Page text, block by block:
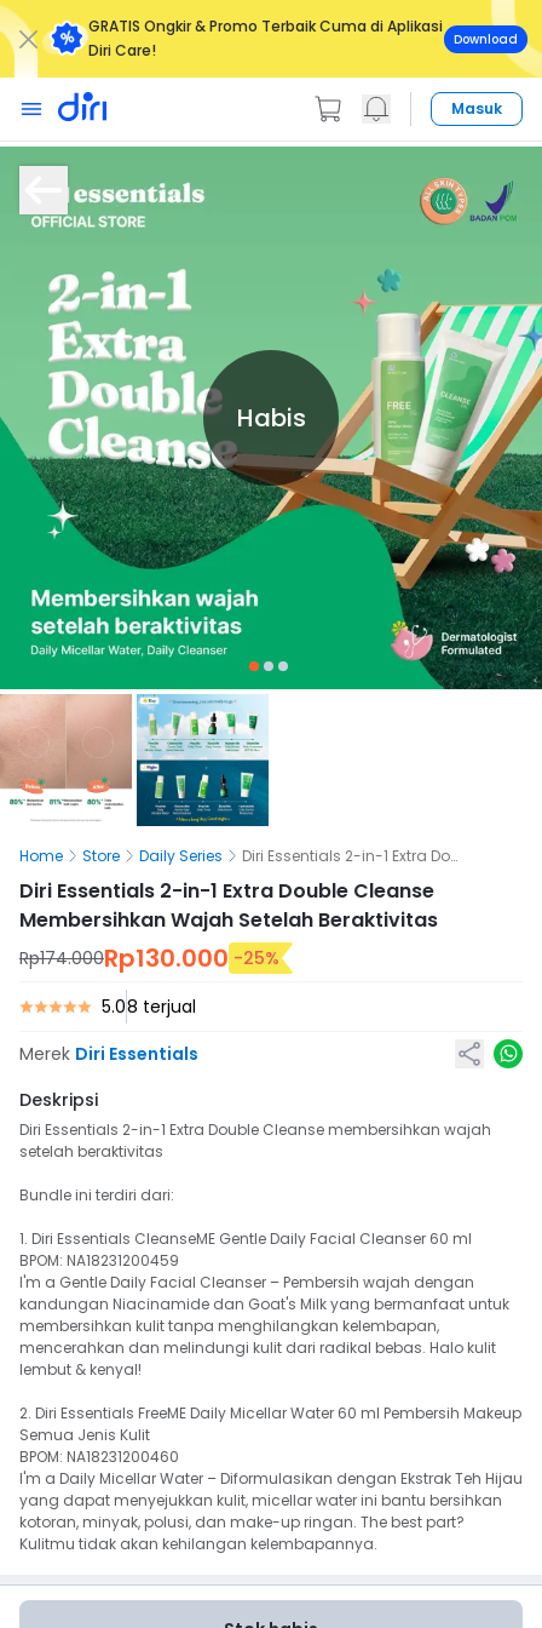
GRATIS Ongkir & Promo Terbaik Cuma di Aplikasi
Diri Care!
Download
Masuk
Habis
Home Store Daily Series Diri Essentials 2-in-1 Extra Double Cleanse Membersihkan Wajah Setelah Beraktivitas
Diri Essentials 2-in-1 Extra Double Cleanse
Membersihkan Wajah Setelah Beraktivitas
Rp174.000Rp130.000 -25%
5.08 terjual
Merek Diri Essentials
Deskripsi
Diri Essentials 2-in-1 Extra Double Cleanse membersihkan wajah
setelah beraktivitas
Bundle ini terdiri dari:
1. Diri Essentials CleanseME Gentle Daily Facial Cleanser 60 ml
BPOM: NA18231200459
I'm a Gentle Daily Facial Cleanser – Pembersih wajah dengan
kandungan Niacinamide dan Goat's Milk yang bermanfaat untuk
membersihkan kulit tanpa menghilangkan kelembapan,
mencerahkan dan melindungi kulit dari radikal bebas. Halo kulit
lembut & kenyal!
2. Diri Essentials FreeME Daily Micellar Water 60 ml Pembersih Makeup
Semua Jenis Kulit
BPOM: NA18231200460
I'm a Daily Micellar Water – Diformulasikan dengan Ekstrak Teh Hijau
yang dapat menyejukkan kulit, micellar water ini bantu bersihkan
kotoran, minyak, polusi, dan make-up ringan. The best part?
Kulitmu tidak akan kehilangan kelembapannya.